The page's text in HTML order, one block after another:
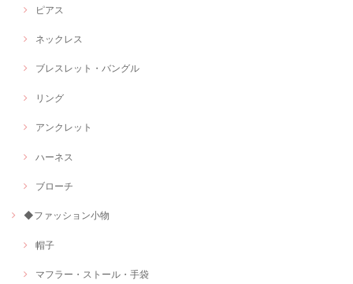
ピアス
ネックレス
ブレスレット・バングル
リング
アンクレット
ハーネス
ブローチ
◆ファッション小物
帽子
マフラー・ストール・手袋